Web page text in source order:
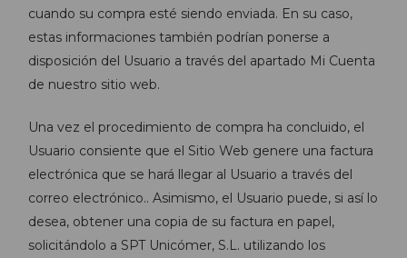
cuando su compra esté siendo enviada. En su caso,
estas informaciones también podrían ponerse a
disposición del Usuario a través del apartado Mi Cuenta
de nuestro sitio web.
Una vez el procedimiento de compra ha concluido, el
Usuario consiente que el Sitio Web genere una factura
electrónica que se hará llegar al Usuario a través del
correo electrónico.. Asimismo, el Usuario puede, si así lo
desea, obtener una copia de su factura en papel,
solicitándolo a SPT Unicómer, S.L. utilizando los